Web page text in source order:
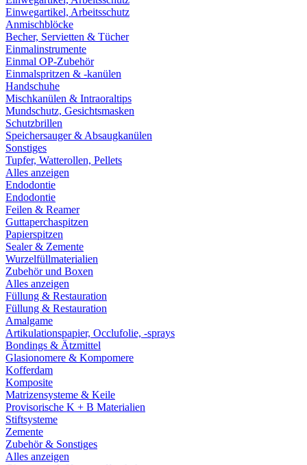
Einwegartikel, Arbeitsschutz
Anmischblöcke
Becher, Servietten & Tücher
Einmalinstrumente
Einmal OP-Zubehör
Einmalspritzen & -kanülen
Handschuhe
Mischkanülen & Intraoraltips
Mundschutz, Gesichtsmasken
Schutzbrillen
Speichersauger & Absaugkanülen
Sonstiges
Tupfer, Watterollen, Pellets
Alles anzeigen
Endodontie
Endodontie
Feilen & Reamer
Guttaperchaspitzen
Papierspitzen
Sealer & Zemente
Wurzelfüllmaterialien
Zubehör und Boxen
Alles anzeigen
Füllung & Restauration
Füllung & Restauration
Amalgame
Artikulationspapier, Occlufolie, -sprays
Bondings & Ätzmittel
Glasionomere & Kompomere
Kofferdam
Komposite
Matrizensysteme & Keile
Provisorische K + B Materialien
Stiftsysteme
Zemente
Zubehör & Sonstiges
Alles anzeigen